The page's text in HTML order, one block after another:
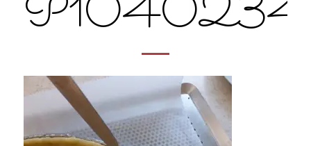
P1040234